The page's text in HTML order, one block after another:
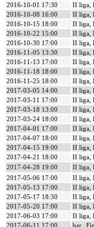
2016-10-01 17:30
II liga,
2016-10-08 16:00
II liga,
2016-10-15 18:00
II liga,
2016-10-22 15:00
II liga,
2016-10-30 17:00
II liga,
2016-11-05 13:30
II liga,
2016-11-13 17:00
II liga,
2016-11-18 18:00
II liga,
2016-11-25 18:00
II liga,
2017-03-05 14:00
II liga,
2017-03-11 17:00
II liga,
2017-03-18 13:00
II liga,
2017-03-24 18:00
II liga,
2017-04-01 17:00
II liga,
2017-04-07 18:00
II liga,
2017-04-15 19:00
II liga,
2017-04-21 18:00
II liga,
2017-04-28 19:00
II liga,
2017-05-06 17:00
II liga,
2017-05-13 17:00
II liga,
2017-05-17 18:30
II liga,
2017-05-20 17:00
II liga,
2017-06-03 17:00
II liga,
2017-06-11 17:00
bar.,